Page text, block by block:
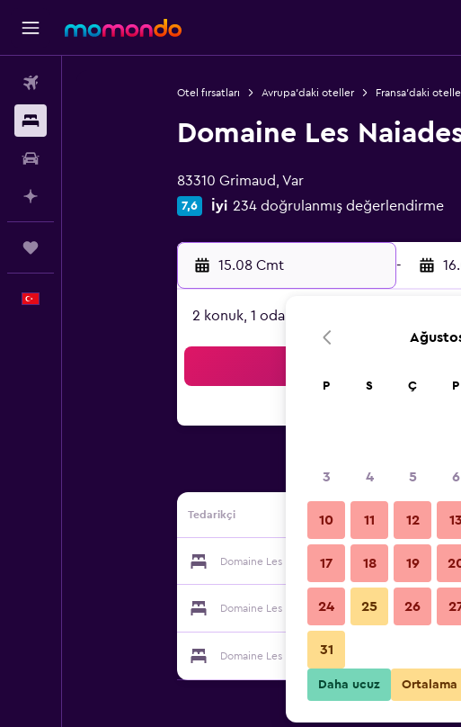
Otel fırsatları Avrupa'daki oteller Fransa'daki
Domaine Les
83310 Grimaud, Var
7,6 İyi 234 doğrulanmış değerlendirme
15.08 Cmt -
2 konuk, 1 oda
Tedarikçi
Domaine Les Naiades tedarikçisi
Domaine Les Naiades tedarikçisi
Domaine Les Naiades tedarikçisi
P S Ç P
3 4 5 6
10 11 12 13
17 18 19
24 25 26
31
Daha ucuz Ortalama